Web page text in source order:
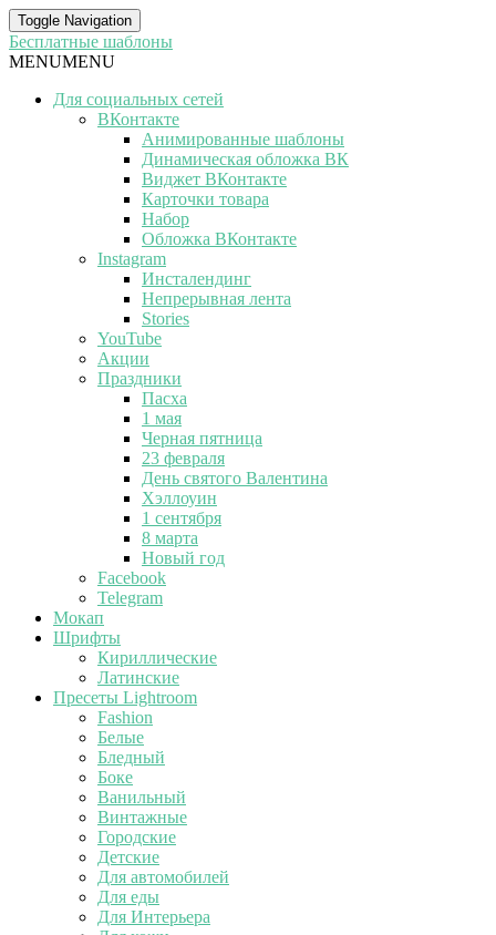
Toggle Navigation
Бесплатные шаблоны
MENUMENU
Для социальных сетей
ВКонтакте
Анимированные шаблоны
Динамическая обложка ВК
Виджет ВКонтакте
Карточки товара
Набор
Обложка ВКонтакте
Instagram
Инсталендинг
Непрерывная лента
Stories
YouTube
Акции
Праздники
Пасха
1 мая
Черная пятница
23 февраля
День святого Валентина
Хэллоуин
1 сентября
8 марта
Новый год
Facebook
Telegram
Мокап
Шрифты
Кириллические
Латинские
Пресеты Lightroom
Fashion
Белые
Бледный
Боке
Ванильный
Винтажные
Городские
Детские
Для автомобилей
Для еды
Для Интерьера